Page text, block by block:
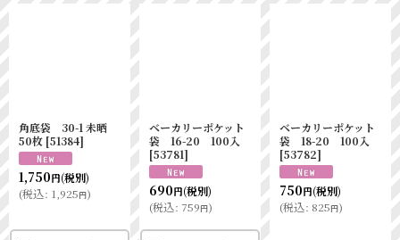
角底袋 30-1 未晒
50枚 [51384]
1,750円(税別)
(税込: 1,925円)
ベーカリーポケット
袋 16-20 100入
[53781]
690円(税別)
(税込: 759円)
ベーカリーポケット
袋 18-20 100入
[53782]
750円(税別)
(税込: 825円)